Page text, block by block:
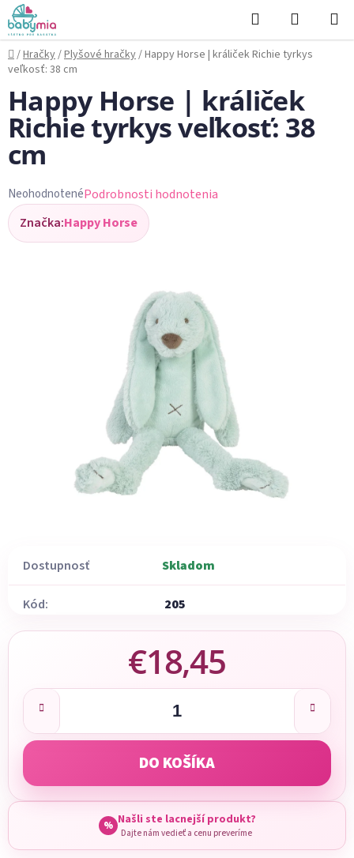
Prejsť
na
obsah
Hľadať
KOŠÍK
Domov
/Hračky/Plyšové hračky/Happy Horse | králiček Richie tyrkys
veľkosť: 38 cm
Dostupnosť Skladom
Kód: 205
€18,45
Jednotková cena:
DO KOŠÍKA
% Našli ste lacnejší produkt?
Dajte nám vedieť a cenu preveríme
Happy Horse | králiček
Richie tyrkys veľkosť: 38
cm
Priemerné
hodnotenie
produktu
NeohodnotenéPodrobnosti hodnotenia
Značka:Happy Horse